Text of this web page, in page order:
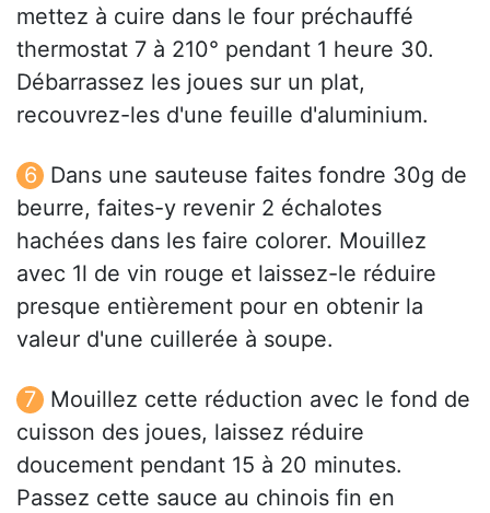
mettez à cuire dans le four préchauffé
thermostat 7 à 210° pendant 1 heure 30.
Débarrassez les joues sur un plat,
recouvrez-les d'une feuille d'aluminium.
Dans une sauteuse faites fondre 30g de
beurre, faites-y revenir 2 échalotes
hachées dans les faire colorer. Mouillez
avec 1l de vin rouge et laissez-le réduire
presque entièrement pour en obtenir la
valeur d'une cuillerée à soupe.
Mouillez cette réduction avec le fond de
cuisson des joues, laissez réduire
doucement pendant 15 à 20 minutes.
Passez cette sauce au chinois fin en